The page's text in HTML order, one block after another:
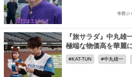
寺西ジ
『旅サラダ』中丸雄
極端な物価高を華麗
KAT-TUN 中丸雄一